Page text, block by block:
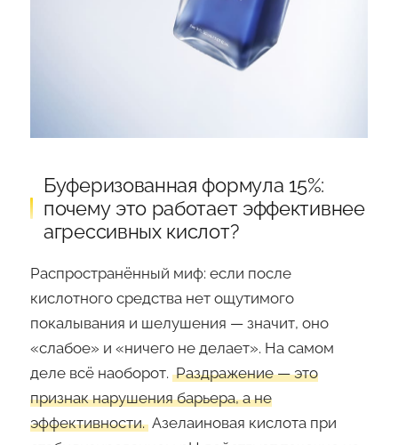
Буферизованная формула 15%:
почему это работает эффективнее
агрессивных кислот?
Распространённый миф: если после
кислотного средства нет ощутимого
покалывания и шелушения — значит, оно
«слабое» и «ничего не делает». На самом
деле всё наоборот. Раздражение — это
признак нарушения барьера, а не
эффективности. Азелаиновая кислота при